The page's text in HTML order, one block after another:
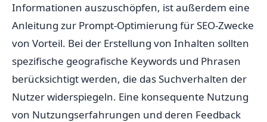
Informationen auszuschöpfen, ist außerdem eine
Anleitung zur Prompt-Optimierung für SEO-Zwecke
von Vorteil. Bei der Erstellung von Inhalten sollten
spezifische geografische Keywords und Phrasen
berücksichtigt werden, die das Suchverhalten der
Nutzer widerspiegeln. Eine konsequente Nutzung
von Nutzungserfahrungen und deren Feedback